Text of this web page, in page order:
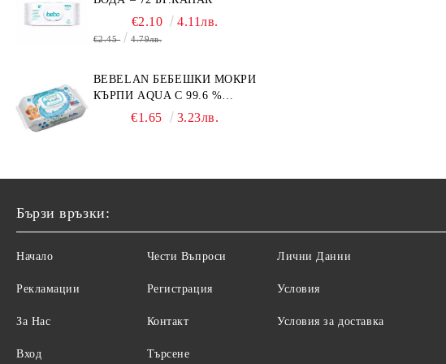
€2.10 4.11лв.
€2.45 4.79лв.
BEBELAN БЕБЕШКИ МОКРИ
КЪРПИ AQUA С 99.6 %
ВОДА 64БР.
€1.65 3.23лв.
Бързи връзки:
Начало
Рекламации
За Нас
Вход
Чести Въпроси
Регистрация
Контакт
Търсене
Лични Данни
Условия
Условия за доставка